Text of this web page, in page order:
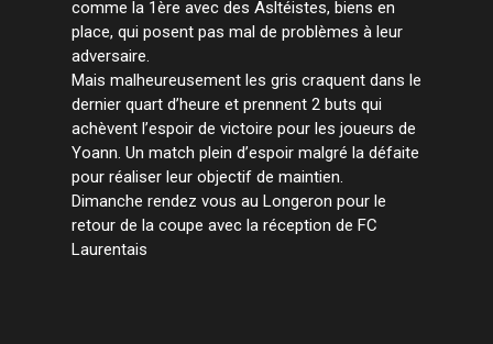
comme la 1ère avec des Asltéistes, biens en
place, qui posent pas mal de problèmes à leur
adversaire.
Mais malheureusement les gris craquent dans le
dernier quart d’heure et prennent 2 buts qui
achèvent l’espoir de victoire pour les joueurs de
Yoann. Un match plein d’espoir malgré la défaite
pour réaliser leur objectif de maintien.
Dimanche rendez vous au Longeron pour le
retour de la coupe avec la réception de FC
Laurentais